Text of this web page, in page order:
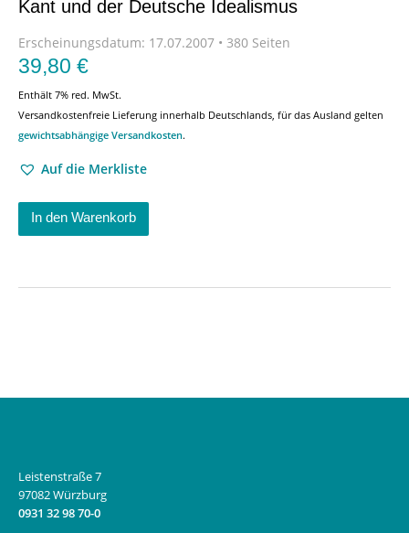
Kant und der Deutsche Idealismus
Erscheinungsdatum: 17.07.2007 • 380 Seiten
39,80 €
Enthält 7% red. MwSt.
Versandkostenfreie Lieferung innerhalb Deutschlands, für das Ausland gelten
gewichtsabhängige Versandkosten.
Auf die Merkliste
In den Warenkorb
Leistenstraße 7
97082 Würzburg
0931 32 98 70-0